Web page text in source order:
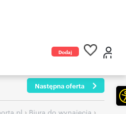
Dodaj
Następna oferta
› Biura do wynajęcia ›